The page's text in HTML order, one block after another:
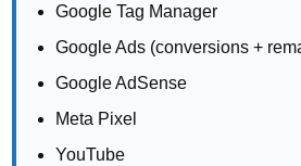
Google Tag Manager
Google Ads (conversions +
Google AdSense
Meta Pixel
YouTube